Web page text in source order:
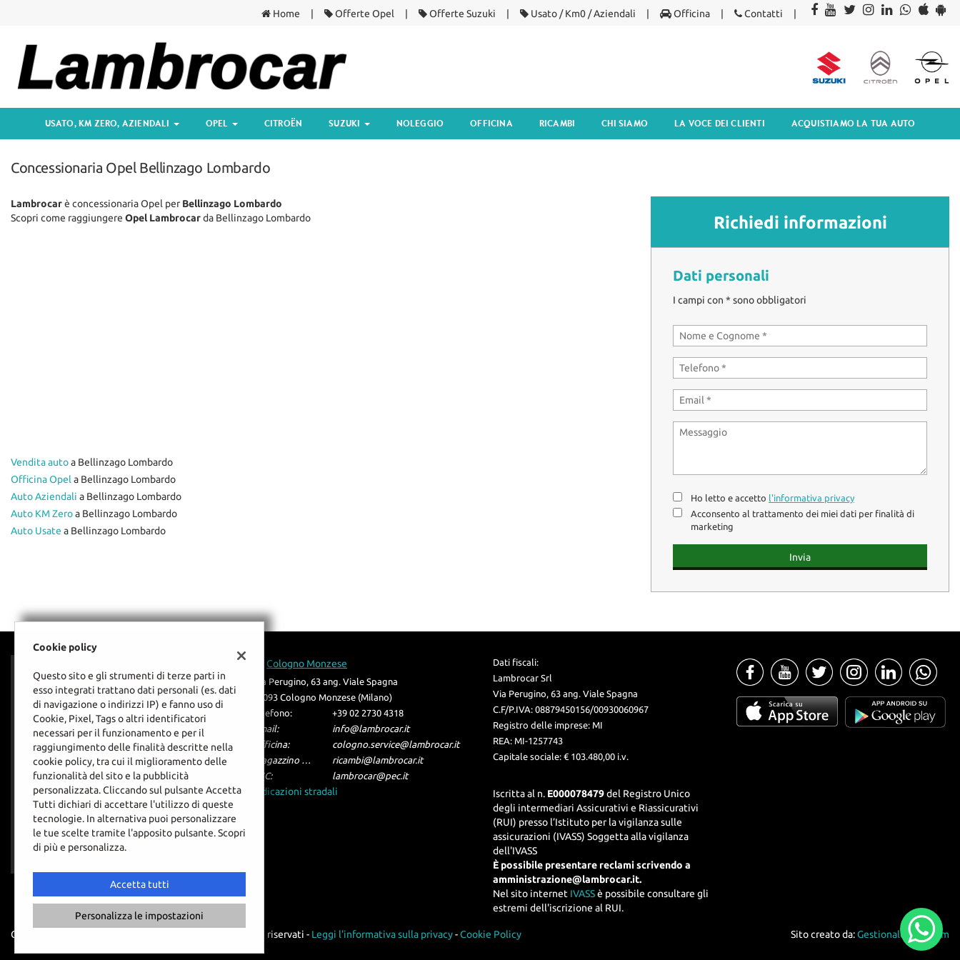
DISPONIBILITÀ COMPLETA
OFFERTE KM ZERO
NEOPATENTATI
AUTO USATE CON CAMBIO
AUTOMATICO
GAMMA SUZUKI
SWIFT
NOLEGGIO
OFFICINA
RICAMBI
CHI SIAMO
LA VOCE DEI CLIENTI
ACQUISTIAMO LA TUA
AUTO
OFFERTE OPEL
Home Offerte Opel Offerte Suzuki Usato / Km0 / Aziendali Officina Contatti
USATO, KM ZERO, AZIENDALI OPEL CITROËN SUZUKI NOLEGGIO OFFICINA RICAMBI CHI SIAMO LA VOCE DEI CLIENTI ACQUISTIAMO LA TUA AUTO
Concessionaria Opel Bellinzago Lombardo
Lambrocarè concessionaria Opel perBellinzago Lombardo
Scopri come raggiungere Opel Lambrocarda Bellinzago Lombardo
Vendita autoa Bellinzago Lombardo
Officina Opel a Bellinzago Lombardo
Auto Aziendali a Bellinzago Lombardo
Auto KM Zeroa Bellinzago Lombardo
Auto Usate a Bellinzago Lombardo
Richiedi informazioni
Dati personali
I campi con * sono obbligatori
Ho letto e accetto l'informativa privacy
Acconsento al trattamento dei miei dati per finalità di
marketing
Cologno Monzese
Via Perugino, 63 ang. Viale Spagna
20093 Cologno Monzese (Milano)
Telefono:
+39 02 2730 4318
Email:
info@lambrocar.it
Officina:
cologno.service@lambrocar.it
Magazzino Ricambi:
ricambi@lambrocar.it
PEC:
lambrocar@pec.it
Indicazioni stradali
Dati fiscali:
Lambrocar Srl
Via Perugino, 63 ang. Viale Spagna
C.F/P.IVA: 08879450156/00930060967
Registro delle imprese: MI
REA: MI-1257743
Capitale sociale: € 103.480,00 i.v.
Iscritta al n. E000078479del Registro Unico
degli intermediari Assicurativi e Riassicurativi
(RUI) presso l’Istituto per la vigilanza sulle
assicurazioni (IVASS) Soggetta alla vigilanza
dell'IVASS
È possibile presentare reclami scrivendo a
amministrazione@lambrocar.it.
Nel sito internet IVASSè possibile consultare gli
estremi dell'iscrizione al RUI.
Copyright © 2026 GestionaleAuto.com S.r.l., Tutti i diritti riservati - Leggi l'informativa sulla privacy-Cookie Policy Sito creato da:GestionaleAuto.com
Cookie policy
Questo sito e gli strumenti di terze parti in
esso integrati trattano dati personali (es. dati
di navigazione o indirizzi IP) e fanno uso di
Cookie, Pixel, Tags o altri identificatori
necessari per il funzionamento e per il
raggiungimento delle finalità descritte nella
cookie policy, tra cui il miglioramento delle
funzionalità del sito e la pubblicità
personalizzata. Cliccando sul pulsante Accetta
Tutti dichiari di accettare l'utilizzo di queste
tecnologie. In alternativa puoi personalizzare
le tue scelte tramite l'apposito pulsante. Scopri
di più e personalizza.
Accetta tutti
Personalizza le impostazioni
preferenze
di
consenso
Il
seguente
pannello
consente
le
tue
attività
di
seguito
descritte.
Per
sul
funzionamento
questi
tracciamento
rimanda
cookie
policy.
Puoi
rivedere
modificare
qualsiasi
Leggi
la